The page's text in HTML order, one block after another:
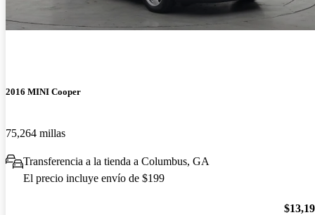
2016 MINI Cooper
75,264 millas
Transferencia a la tienda a Columbus, GA
El precio incluye envío de $199